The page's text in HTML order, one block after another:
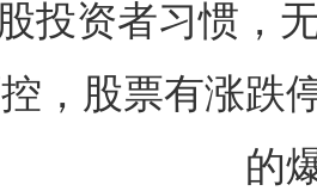
投资者习惯，
，股票有涨跌
的